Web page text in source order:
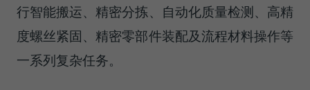
行智能搬运、精密分拣、自动化质量检测、高精
度螺丝紧固、精密零部件装配及流程材料操作等
一系列复杂任务。